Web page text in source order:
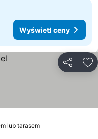
Wyświetl ceny
lub tarasem